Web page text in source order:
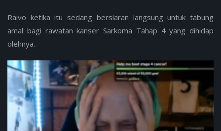
Raivo ketika itu sedang bersiaran langsung untuk tabung
amal bagi rawatan kanser Sarkoma Tahap 4 yang dihidap
olehnya.